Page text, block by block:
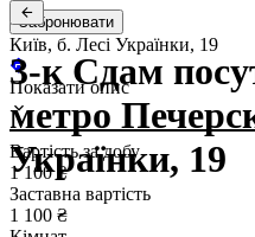
3-к Сдам
метро
Українки, 19
Забронювати
Київ, б. Лесі Українки, 19
Показати опис
Вартість за добу
1 100 ₴
Заставна вартість
1 100 ₴